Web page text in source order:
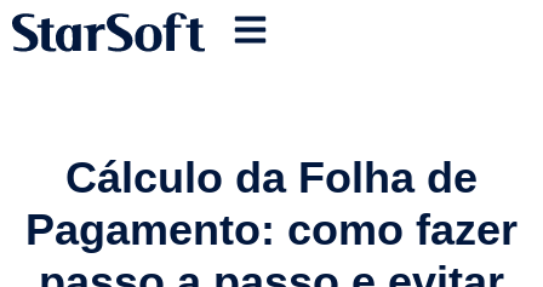
Cálculo da Folha de
Pagamento: como fazer